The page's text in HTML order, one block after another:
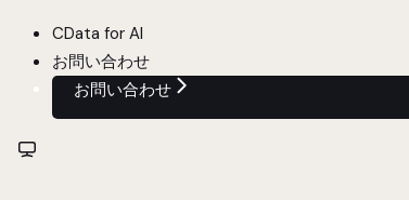
CData for AI
お問い合わせ
お問い合わせ